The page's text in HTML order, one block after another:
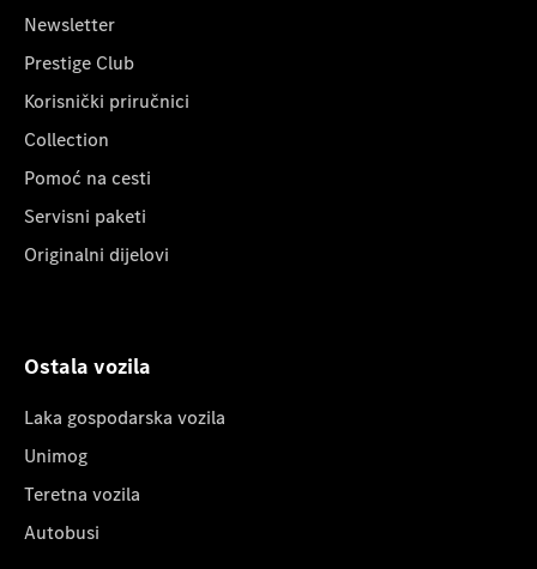
Newsletter
Prestige Club
Korisnički priručnici
Collection
Pomoć na cesti
Servisni paketi
Originalni dijelovi
Ostala vozila
Laka gospodarska vozila
Unimog
Teretna vozila
Autobusi